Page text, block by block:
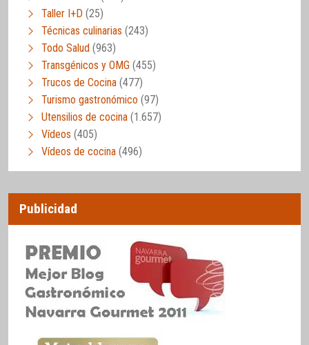
Taller I+D (25)
Técnicas culinarias (243)
Todo Salud (963)
Transgénicos y OMG (455)
Trucos de Cocina (477)
Turismo gastronómico (97)
Utensilios de cocina (1.657)
Vídeos (405)
Vídeos de cocina (496)
Publicidad